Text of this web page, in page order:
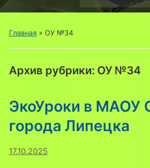
меню
Главная » ОУ №34
Архив рубрики: ОУ №34
ЭкоУроки в МАОУ
города Липецка
17.10.2025